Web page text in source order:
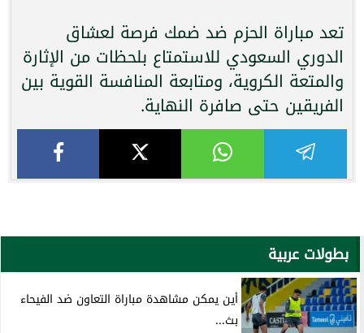
تعد مباراة الحزم ضد ضمك فرصة لعشاق
الدوري السعودي للاستمتاع بلحظات من الإثارة
والمتعة الكروية، ومتابعة المنافسة القوية بين
الفريقين حتى صافرة النهاية.
بطولات عربية
أين يمكن مشاهدة مباراة التعاون ضد الفيحاء
بث...